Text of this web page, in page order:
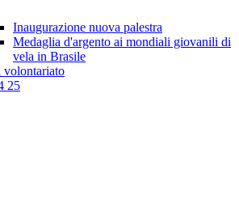
Inaugurazione nuova palestra
Medaglia d'argento ai mondiali giovanili di
vela in Brasile
volontariato
25